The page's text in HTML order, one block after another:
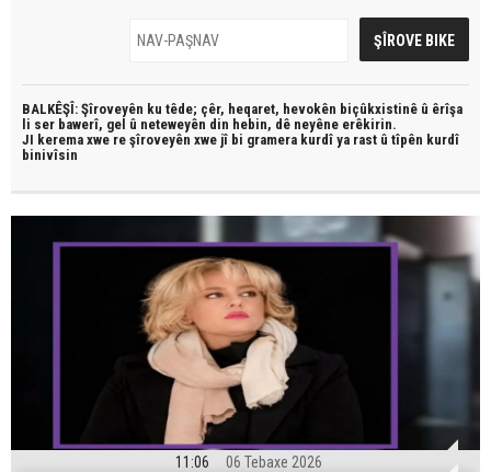
BALKÊŞÎ: Şîroveyên ku têde; çêr, heqaret, hevokên biçûkxistinê û êrîşa
li ser bawerî, gel û neteweyên din hebin, dê neyêne erêkirin.
JI kerema xwe re şîroveyên xwe jî bi gramera kurdî ya rast û tîpên kurdî
binivîsin
11:06 06 Tebaxe 2026